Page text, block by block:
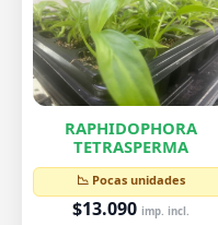
RAPHIDOPHORA
TETRASPERMA
📉 Pocas unidades
$13.090 imp. incl.